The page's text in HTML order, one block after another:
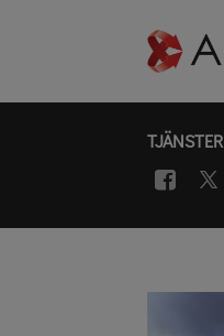
TJÄNSTER